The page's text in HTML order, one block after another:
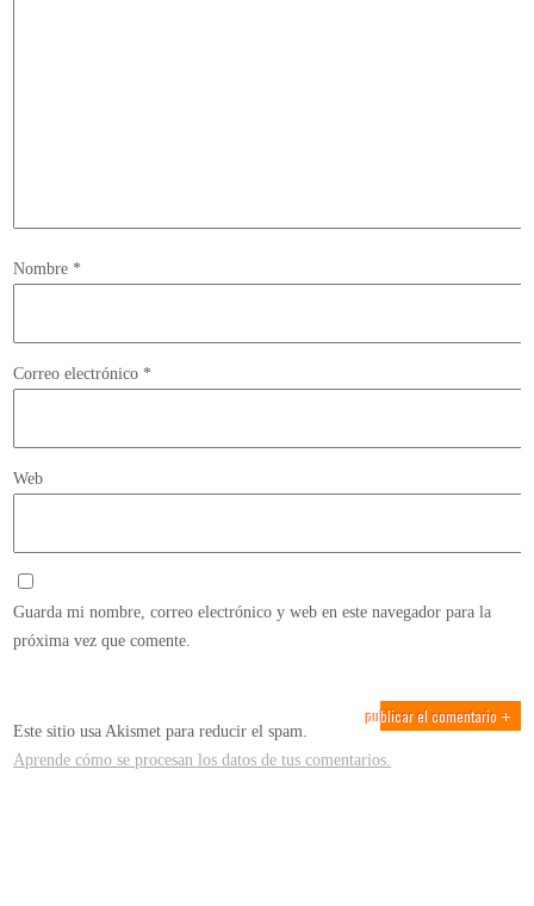
Nombre *
Correo electrónico *
Web
Guarda mi nombre, correo electrónico y web en este navegador para la
próxima vez que comente.
Este sitio usa Akismet para reducir el spam.
Aprende cómo se procesan los datos de tus comentarios.